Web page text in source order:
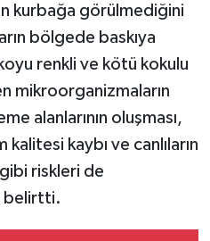
kurbağa görülmediğini
bölgede baskıya
renkli ve kötü kokulu
mikroorganizmaların
alanlarının oluşması,
kaybı ve canlıların
gibi riskleri de
belirtti.